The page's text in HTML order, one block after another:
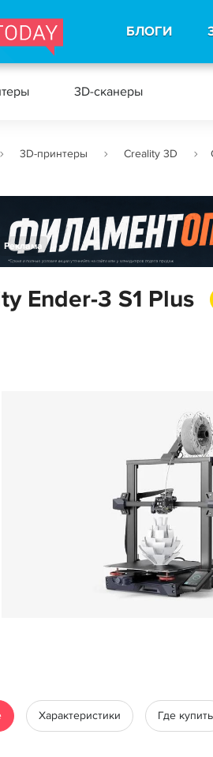
БЛОГИ
3D-сканеры
3D-принтеры Creality 3D
Реклама
Ender-3 S1 Plus
Характеристики Где купить